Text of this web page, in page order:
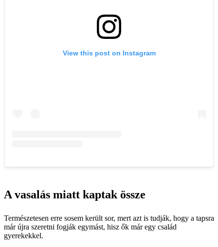
A vasalás miatt kaptak össze
Természetesen erre sosem került sor, mert azt is tudják, hogy a tapsra
már újra szeretni fogják egymást, hisz ők már egy család
gyerekekkel.